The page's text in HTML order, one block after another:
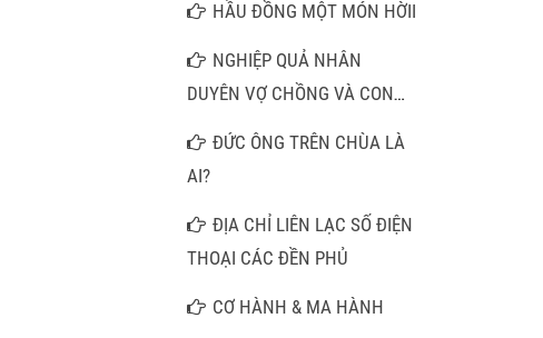
HẦU ĐỒNG MỘT MÓN HỜII
NGHIỆP QUẢ NHÂN
DUYÊN VỢ CHỒNG VÀ CON
ĐỨC ÔNG TRÊN CHÙA LÀ
AI?
ĐỊA CHỈ LIÊN LẠC SỐ ĐIỆN
THOẠI CÁC ĐỀN PHỦ
CƠ HÀNH & MA HÀNH